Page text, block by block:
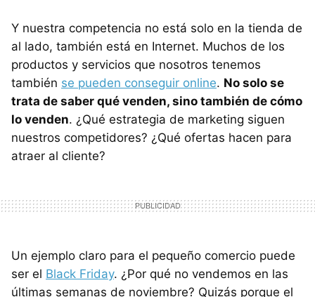
Y nuestra competencia no está solo en la tienda de
al lado, también está en Internet. Muchos de los
productos y servicios que nosotros tenemos
también se pueden conseguir online. No solo se
trata de saber qué venden, sino también de cómo
lo venden. ¿Qué estrategia de marketing siguen
nuestros competidores? ¿Qué ofertas hacen para
atraer al cliente?
Un ejemplo claro para el pequeño comercio puede
ser el Black Friday. ¿Por qué no vendemos en las
últimas semanas de noviembre? Quizás porque el